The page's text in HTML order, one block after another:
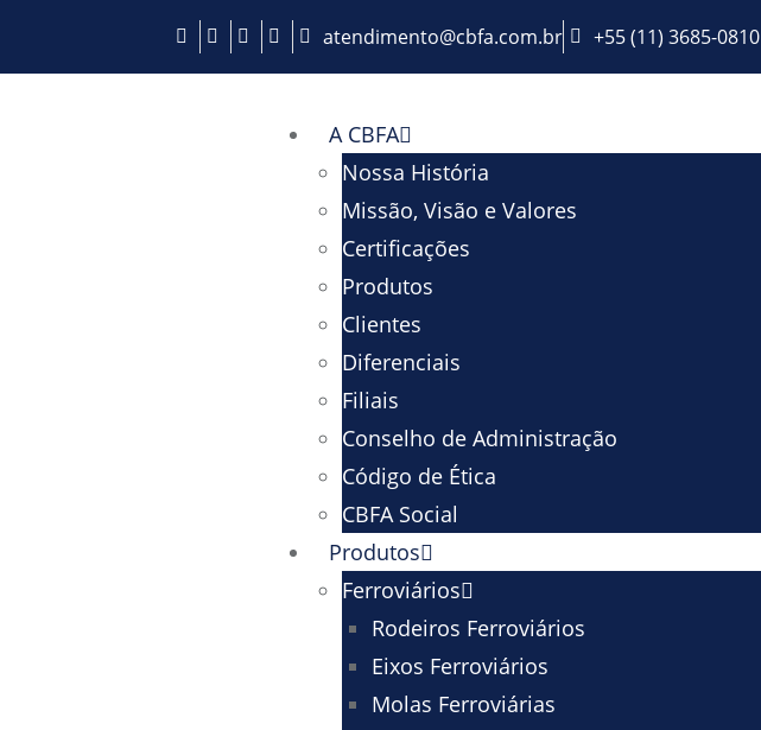
atendimento@cbfa.com.br +55 (11) 3685-0810
A CBFA
Nossa História
Missão, Visão e Valores
Certificações
Produtos
Clientes
Diferenciais
Filiais
Conselho de Administração
Código de Ética
CBFA Social
Produtos
Ferroviários
Rodeiros Ferroviários
Eixos Ferroviários
Molas Ferroviárias